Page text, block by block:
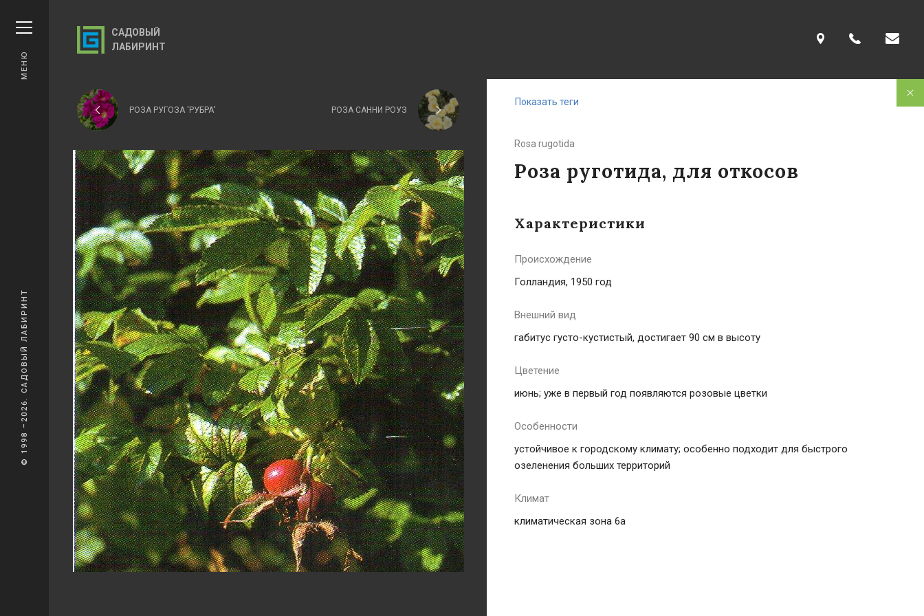
САДОВЫЙ
ЛАБИРИНТ
РОЗА РУГОЗА 'РУБРА' РОЗА САННИ РОУЗ
Показать теги
Rosa rugotida
Роза руготида, для откосов
Характеристики
Происхождение
Голландия, 1950 год
Внешний вид
габитус густо-кустистый, достигает 90 см в высоту
Цветение
июнь; уже в первый год появляются розовые цветки
Особенности
устойчивое к городскому климату; особенно подходит для быстрого
озеленения больших территорий
Климат
климатическая зона 6а
© 1998 –2026. САДОВЫЙ ЛАБИРИНТ
МЕНЮ